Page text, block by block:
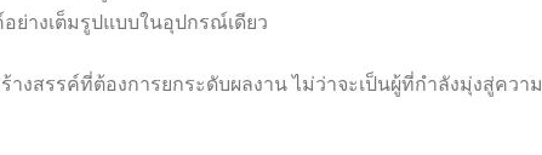
างเต็มรูปแบบในอุปกรณ์เดียว
งสรรค์ที่ต้องการยกระดับผลงาน ไม่ว่าจะเป็นผู้ที่กำลังมุ่งสู่ความ